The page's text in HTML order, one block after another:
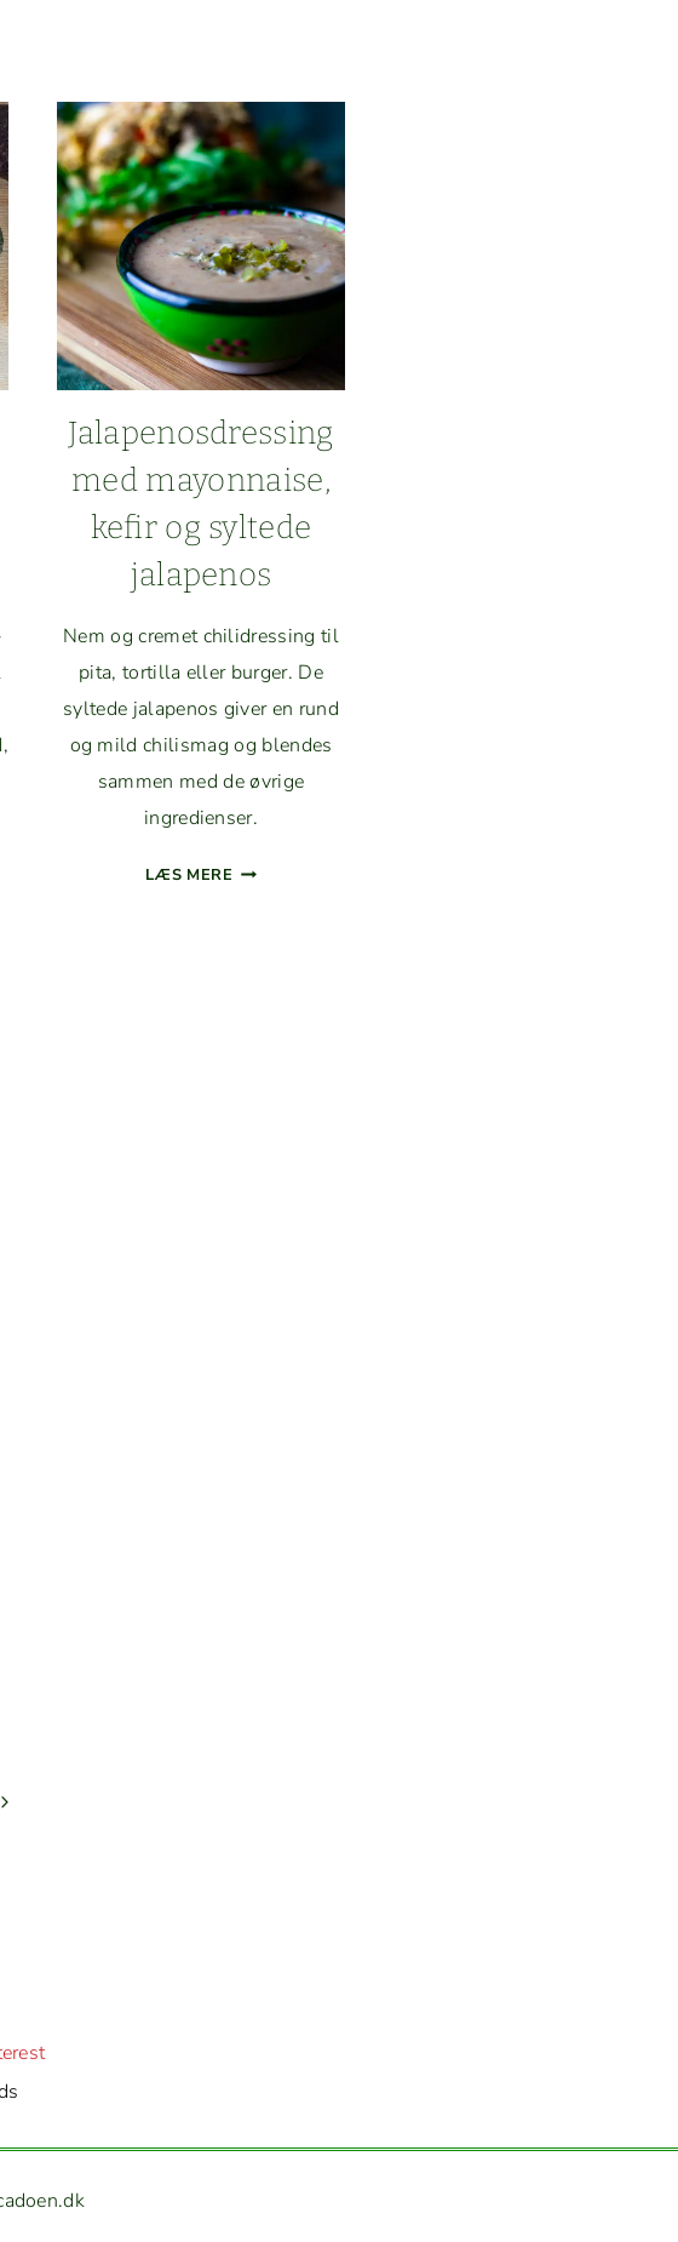
MED
INGE­
FÆR,
HVIDLØG
OG CHILI
Jalapenos­dress­ing
med may­on­naise,
kefir og sylt­ede
jalapenos
Nem og cremet chilidress­ing til
pita, tor­tilla eller burg­er. De
sylt­ede jalapenos giv­er en rund
og mild chilis­mag og blendes
sam­men med de øvrige
ingredienser.
LÆS MERE JALAPENOS­
Næste